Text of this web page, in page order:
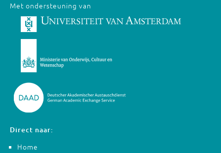
Met ondersteuning van
Direct naar:
Home